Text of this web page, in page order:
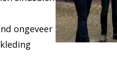
ongeveer